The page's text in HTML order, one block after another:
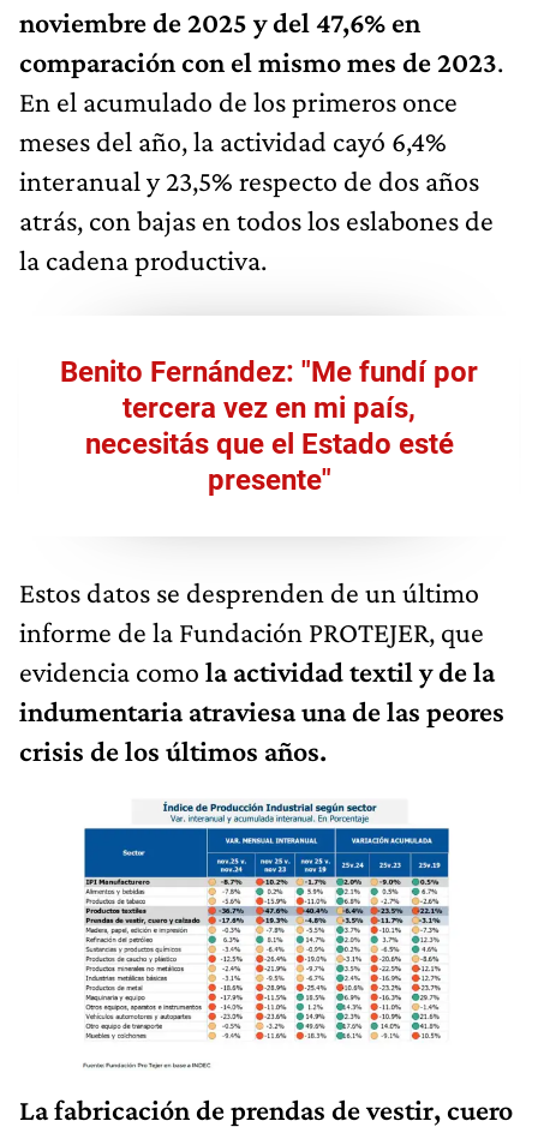
noviembre de 2025 y del 47,6% en
comparación con el mismo mes de 2023.
En el acumulado de los primeros once
meses del año, la actividad cayó 6,4%
interanual y 23,5% respecto de dos años
atrás, con bajas en todos los eslabones de
la cadena productiva.
Benito Fernández: "Me fundí por
tercera vez en mi país,
necesitás que el Estado esté
presente"
Estos datos se desprenden de un último
informe de la Fundación PROTEJER, que
evidencia como la actividad textil y de la
indumentaria atraviesa una de las peores
crisis de los últimos años.
La fabricación de prendas de vestir, cuero